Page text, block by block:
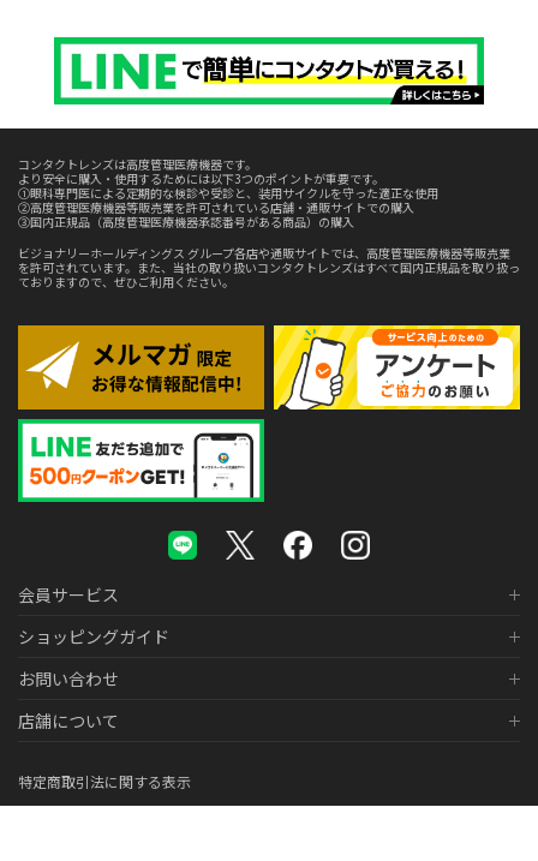
コンタクトレンズは高度管理医療機器です。
より安全に購入・使用するためには以下3つのポイントが重要です。
①眼科専門医による定期的な検診や受診と、装用サイクルを守った適正な使用
②高度管理医療機器等販売業を許可されている店舗・通販サイトでの購入
③国内正規品（高度管理医療機器承認番号がある商品）の購入
ビジョナリーホールディングス グループ各店や通販サイトでは、高度管理医療機器等販売業
を許可されています。また、当社の取り扱いコンタクトレンズはすべて国内正規品を取り扱っ
ておりますので、ぜひご利用ください。
会員サービス
ショッピングガイド
お問い合わせ
店舗について
特定商取引法に関する表示